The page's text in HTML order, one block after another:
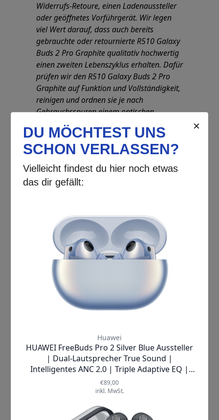
Widerrufs-Retoure, einen Ladenaussteller
oder geöffnetes Vorführgerät. Wir legen
viel Wert darauf, dass auch bereits
gebrauchte oder retournierte R510 Galaxy
Buds 2 Pro Graphite qualitativ hochwertig
einen zweiten Lebenszyklus erhalten. Dafür
prüfen wir den R510 Galaxy Buds 2 Pro
Graphite auf Funktion und Vollständigkeit,
reinigen und ordnen sie je nach
Gebrauchsspuren einem optischen
Zustand zu. Bitte entnehme Details aus der
folgenden Zustandsbeschreibung.
Zustand „Wie Neu“:
> Verpackung: originale Verpackung kann
leichte Transportspuren aufweisen, ist frei
neu aufgewickelt, Bedienungsanleitung &
Schutzfolien können fehlen
Die Galaxy Buds2 Pro sind leistungsfähige True
Wireless Ohrhörer. Wie die Buds Pro hat der
Nachfolger mit der intelligenten Noise
Cancelling eine besonders komfortable
Umgebungsgeräusch automatisch
herausgefiltert. Der 360 Grad Sound ist
anpassbar und die Sprachqualität ist dank HD
Voice fürs Telefonieren exzellent. Dank der
Schutzklasse IPX7 sind die Buds2 Pro
wasserdicht und können daher für viele
Aktivitäten im Outdoor verwendet werden. Hier
die Highlights der Galaxy Buds2 Pro im